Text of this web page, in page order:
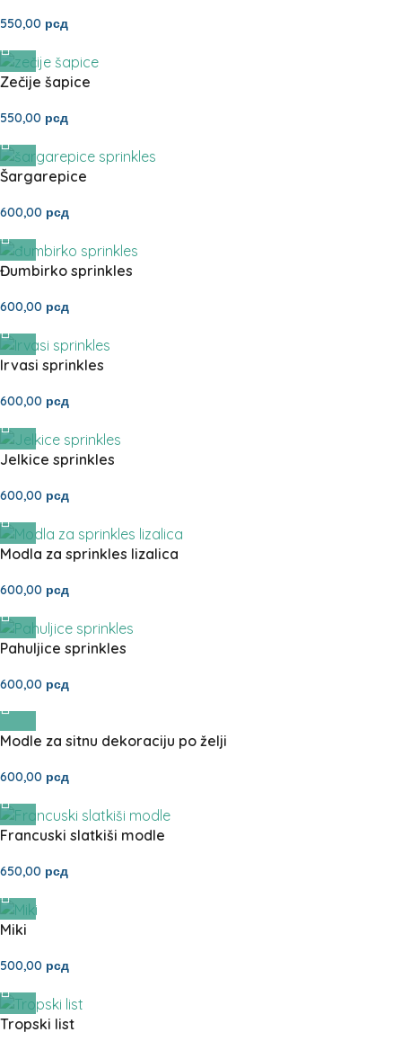
550,00 рсд
Zečije šapice
550,00 рсд
Šargarepice
600,00 рсд
Đumbirko sprinkles
600,00 рсд
Irvasi sprinkles
600,00 рсд
Jelkice sprinkles
600,00 рсд
Modla za sprinkles lizalica
600,00 рсд
Pahuljice sprinkles
600,00 рсд
Modle za sitnu dekoraciju po želji
600,00 рсд
Francuski slatkiši modle
650,00 рсд
Miki
500,00 рсд
Tropski list